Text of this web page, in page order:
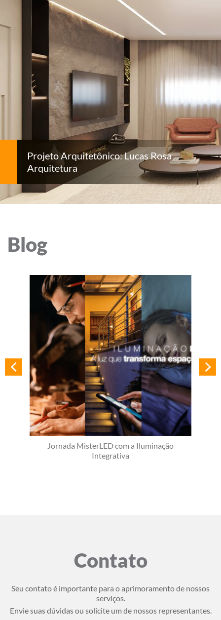
Projeto Arquitetônico: Lucas Rosa
Arquitetura
Blog
Jornada MisterLED com a Iluminação
Integrativa
Contato
Seu contato é importante para o aprimoramento de nossos
serviços.
Envie suas dúvidas ou solicite um de nossos representantes.